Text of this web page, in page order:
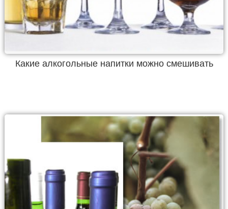
Какие алкогольные напитки можно смешивать